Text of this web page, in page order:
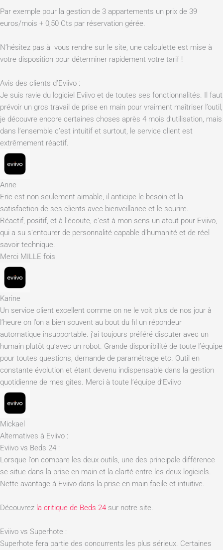
Par exemple pour la gestion de 3 appartements un prix de 39
euros/mois + 0,50 Cts par réservation gérée.
N’hésitez pas à vous rendre sur le site, une calculette est mise à
votre disposition pour déterminer rapidement votre tarif !
Avis des clients d’Eviivo :
Je suis ravie du logiciel Eviivo et de toutes ses fonctionnalités. Il faut
prévoir un gros travail de prise en main pour vraiment maîtriser l’outil,
je découvre encore certaines choses après 4 mois d’utilisation, mais
dans l’ensemble c’est intuitif et surtout, le service client est
extrêmement réactif.
Anne
Eric est non seulement aimable, il anticipe le besoin et la
satisfaction de ses clients avec bienveillance et le sourire.
Réactif, positif, et à l’écoute, c’est à mon sens un atout pour Eviivo,
qui a su s’entourer de personnalité capable d’humanité et de réel
savoir technique.
Merci MILLE fois
Karine
Un service client excellent comme on ne le voit plus de nos jour à
l’heure on l’on a bien souvent au bout du fil un répondeur
automatique insupportable. j’ai toujours préféré discuter avec un
humain plutôt qu’avec un robot. Grande disponibilité de toute l’équipe
pour toutes questions, demande de paramétrage etc. Outil en
constante évolution et étant devenu indispensable dans la gestion
quotidienne de mes gites. Merci à toute l’équipe d’Eviivo
Mickael
Alternatives à Eviivo :
Eviivo vs Beds 24 :
Lorsque l’on compare les deux outils, une des principale différence
se situe dans la prise en main et la clarté entre les deux logiciels.
Nette avantage à Eviivo dans la prise en main facile et intuitive.
Découvrez la critique de Beds 24 sur notre site.
Eviivo vs Superhote :
Superhote fera partie des concurrents les plus sérieux. Certaines